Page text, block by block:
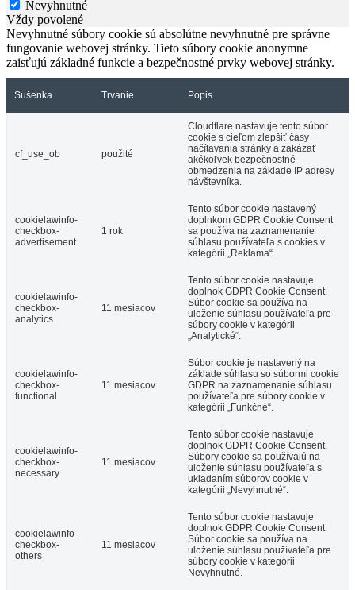
Nevyhnutné
Vždy povolené
Nevyhnutné súbory cookie sú absolútne nevyhnutné pre správne
fungovanie webovej stránky. Tieto súbory cookie anonymne
zaisťujú základné funkcie a bezpečnostné prvky webovej stránky.
Sušenka Trvanie Popis
cf_use_ob použité
Cloudflare nastavuje tento súbor
cookie s cieľom zlepšiť časy
načítavania stránky a zakázať
akékoľvek bezpečnostné
obmedzenia na základe IP adresy
návštevníka.
cookielawinfo-
checkbox-
advertisement
1 rok
Tento súbor cookie nastavený
doplnkom GDPR Cookie Consent
sa používa na zaznamenanie
súhlasu používateľa s cookies v
kategórii „Reklama“.
cookielawinfo-
checkbox-
analytics
11 mesiacov
Tento súbor cookie nastavuje
doplnok GDPR Cookie Consent.
Súbor cookie sa používa na
uloženie súhlasu používateľa pre
súbory cookie v kategórii
„Analytické“.
cookielawinfo-
checkbox-
functional
11 mesiacov
Súbor cookie je nastavený na
základe súhlasu so súbormi cookie
GDPR na zaznamenanie súhlasu
používateľa pre súbory cookie v
kategórii „Funkčné“.
cookielawinfo-
checkbox-
necessary
11 mesiacov
Tento súbor cookie nastavuje
doplnok GDPR Cookie Consent.
Súbory cookie sa používajú na
uloženie súhlasu používateľa s
ukladaním súborov cookie v
kategórii „Nevyhnutné“.
cookielawinfo-
checkbox-
others
11 mesiacov
Tento súbor cookie nastavuje
doplnok GDPR Cookie Consent.
Súbor cookie sa používa na
uloženie súhlasu používateľa pre
súbory cookie v kategórii
Nevyhnutné.